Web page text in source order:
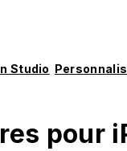
Studio
pour